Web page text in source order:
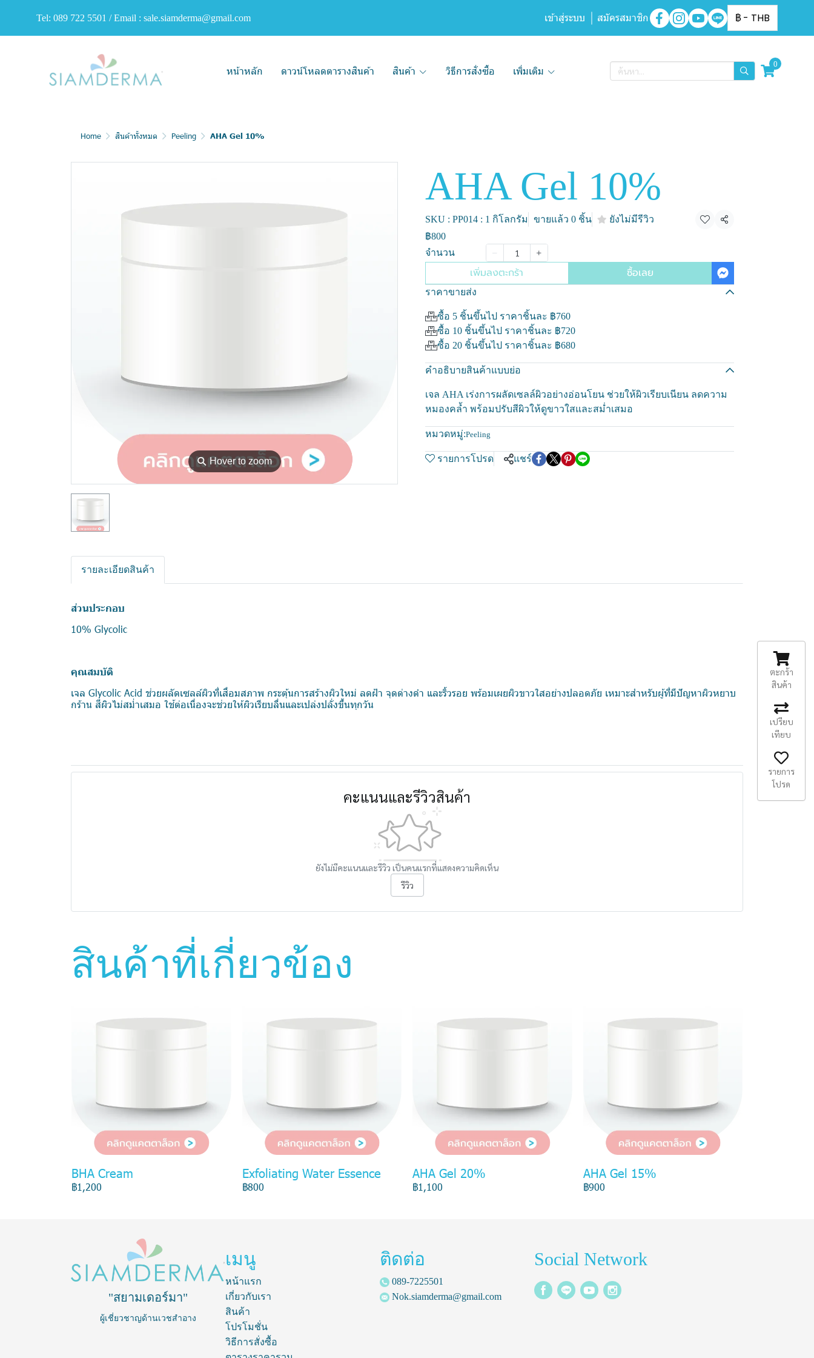
Tel: 089 722 5501 / Email : sale.siamderma@gmail.com เข้าสู่ระบบ สมัครสมาชิก ฿ - THB
หน้าหลัก ดาวน์โหลดตารางสินค้า สินค้า วิธีการสั่งซื้อ เพิ่มเติม
0
Home สินค้าทั้งหมด Peeling AHA Gel 10%
⚲Hover to zoom
AHA Gel 10%
SKU : PP014 : 1 กิโลกรัม ขายแล้ว 0 ชิ้น ยังไม่มีรีวิว แชร์
฿800
จำนวน
เพิ่มลงตะกร้า ซื้อเลย
ราคาขายส่ง
ซื้อ 5 ชิ้นขึ้นไป ราคาชิ้นละ ฿760
ซื้อ 10 ชิ้นขึ้นไป ราคาชิ้นละ ฿720
ซื้อ 20 ชิ้นขึ้นไป ราคาชิ้นละ ฿680
คำอธิบายสินค้าแบบย่อ
เจล AHA เร่งการผลัดเซลล์ผิวอย่างอ่อนโยน ช่วยให้ผิวเรียบเนียน ลดความ
หมองคล้ำ พร้อมปรับสีผิวให้ดูขาวใสและสม่ำเสมอ
หมวดหมู่:Peeling
รายการโปรด แชร์
รายละเอียดสินค้า
ส่วนประกอบ
10% Glycolic
คุณสมบัติ
เจล Glycolic Acid ช่วยผลัดเซลล์ผิวที่เสื่อมสภาพ กระตุ้นการสร้างผิวใหม่ ลดฝ้า จุดด่างดำ และริ้วรอย พร้อมเผยผิวขาวใสอย่างปลอดภัย เหมาะสำหรับผู้ที่มีปัญหาผิวหยาบ
กร้าน สีผิวไม่สม่ำเสมอ ใช้ต่อเนื่องจะช่วยให้ผิวเรียบลื่นและเปล่งปลั่งขึ้นทุกวัน
คะแนนและรีวิวสินค้า
ยังไม่มีคะแนนและรีวิว เป็นคนแรกที่แสดงความคิดเห็น
รีวิว
สินค้าที่เกี่ยวข้อง
BHA Cream
฿1,200
Exfoliating Water Essence
฿800
AHA Gel 20%
฿1,100
AHA Gel 15%
฿900
"สยามเดอร์มา"
ผู้เชี่ยวชาญด้านเวชสำอาง
เมนู
หน้าแรก
เกี่ยวกับเรา
สินค้า
โปรโมชั่น
วิธีการสั่งซื้อ
ติดต่อ
089-7225501
Nok.siamderma@gmail.com
Social Network
ตะกร้า
สินค้า
เปรียบ
เทียบ
รายการ
โปรด